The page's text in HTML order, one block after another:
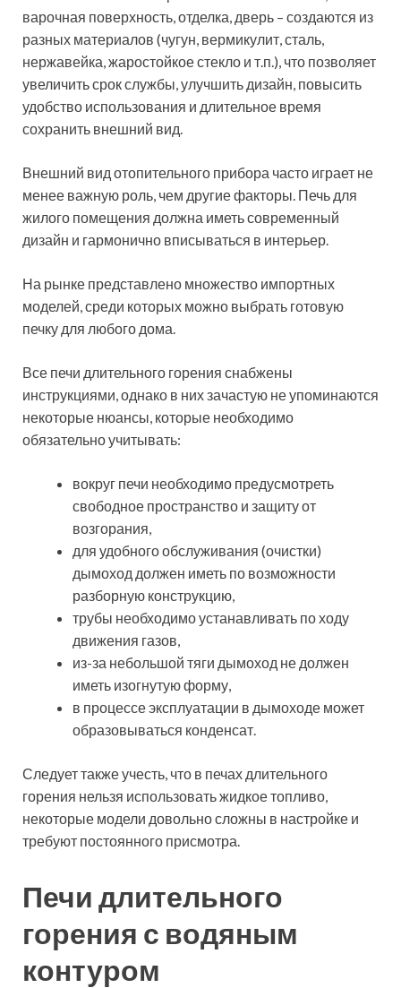
варочная поверхность, отделка, дверь – создаются из
разных материалов (чугун, вермикулит, сталь,
нержавейка, жаростойкое стекло и т.п.), что позволяет
увеличить срок службы, улучшить дизайн, повысить
удобство использования и длительное время
сохранить внешний вид.
Внешний вид отопительного прибора часто играет не
менее важную роль, чем другие факторы. Печь для
жилого помещения должна иметь современный
дизайн и гармонично вписываться в интерьер.
На рынке представлено множество импортных
моделей, среди которых можно выбрать готовую
печку для любого дома.
Все печи длительного горения снабжены
инструкциями, однако в них зачастую не упоминаются
некоторые нюансы, которые необходимо
обязательно учитывать:
вокруг печи необходимо предусмотреть
свободное пространство и защиту от
возгорания,
для удобного обслуживания (очистки)
дымоход должен иметь по возможности
разборную конструкцию,
трубы необходимо устанавливать по ходу
движения газов,
из-за небольшой тяги дымоход не должен
иметь изогнутую форму,
в процессе эксплуатации в дымоходе может
образовываться конденсат.
Следует также учесть, что в печах длительного
горения нельзя использовать жидкое топливо,
некоторые модели довольно сложны в настройке и
требуют постоянного присмотра.
Печи длительного
горения с водяным
контуром